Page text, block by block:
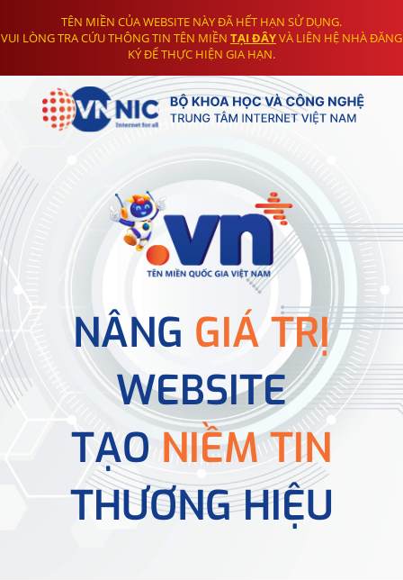
TÊN MIỀN CỦA WEBSITE NÀY ĐÃ HẾT HẠN SỬ DỤNG.
VUI LÒNG TRA CỨU THÔNG TIN TÊN MIỀN TẠI ĐÂYVÀ LIÊN HỆ NHÀ ĐĂNG
KÝ ĐỂ THỰC HIỆN GIA HẠN.
NÂNG GIÁ TRỊ
WEBSITE
TẠONIỀM TIN
THƯƠNG HIỆU